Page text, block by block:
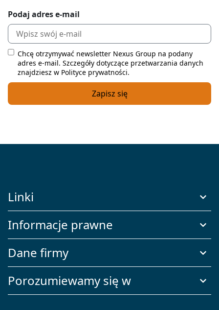
Podaj adres e-mail
Chcę otrzymywać newsletter Nexus Group na podany
adres e-mail. Szczegóły dotyczące przetwarzania danych
znajdziesz w Polityce prywatności.
Linki
Informacje prawne
Dane firmy
Porozumiewamy się w